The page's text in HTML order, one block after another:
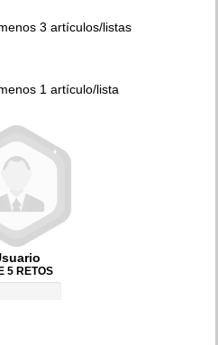
3 artículos/listas
1 artículo/lista
5 RETOS